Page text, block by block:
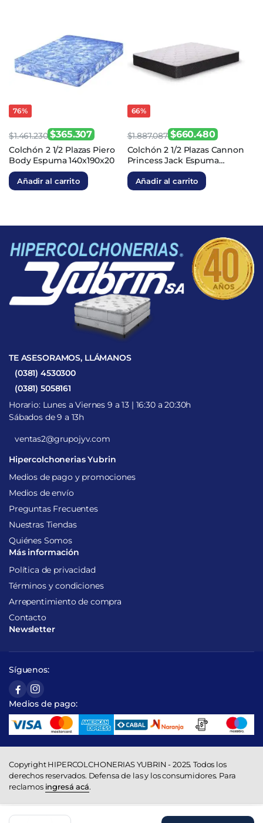
76%
$1.461.230
El
precio
original
era:
$365.307
El
precio
actual
es:
Colchón 2 1/2 Plazas Piero
Body Espuma 140x190x20
Añadir al carrito
66%
$1.887.087
El
precio
original
era:
$660.480
El
precio
actual
es:
Colchón 2 1/2 Plazas Cannon
Princess Jack Espuma
140x190x23
Añadir al carrito
TE ASESORAMOS, LLÁMANOS
(0381) 4530300
(0381) 5058161
Horario: Lunes a Viernes 9 a 13 | 16:30 a 20:30h
Sábados de 9 a 13h
ventas2@grupojyv.com
Hipercolchonerias Yubrin
Medios de pago y promociones
Medios de envío
Preguntas Frecuentes
Nuestras Tiendas
Quiénes Somos
Más información
Política de privacidad
Términos y condiciones
Arrepentimiento de compra
Contacto
Newsletter
Síguenos:
Medios de pago:
Copyright HIPERCOLCHONERIAS YUBRIN - 2025. Todos los
derechos reservados. Defensa de las y los consumidores. Para
reclamos ingresá acá.